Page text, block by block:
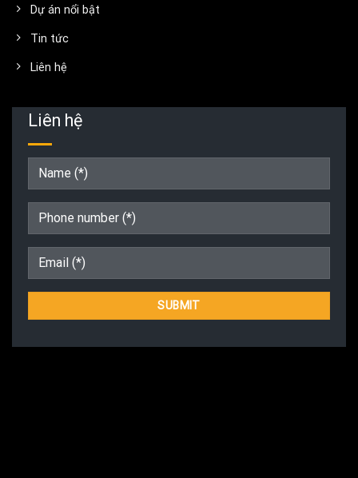
Dự án nổi bật
Tin tức
Liên hệ
Liên hệ